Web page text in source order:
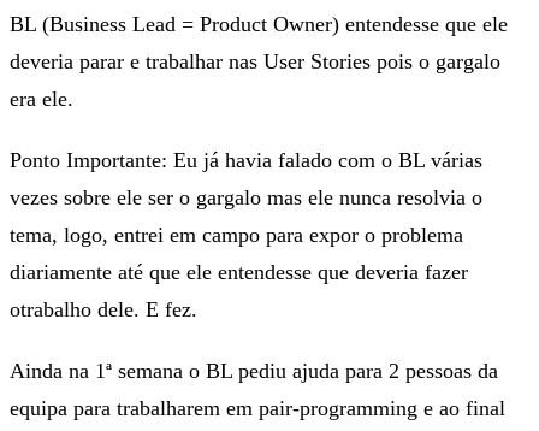
BL (Business Lead = Product Owner) entendesse que ele
deveria parar e trabalhar nas User Stories pois o gargalo
era ele.
Ponto Importante: Eu já havia falado com o BL várias
vezes sobre ele ser o gargalo mas ele nunca resolvia o
tema, logo, entrei em campo para expor o problema
diariamente até que ele entendesse que deveria fazer
otrabalho dele. E fez.
Ainda na 1ª semana o BL pediu ajuda para 2 pessoas da
equipa para trabalharem em pair-programming e ao final